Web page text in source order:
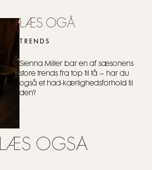
LÆS OGÅ
TRENDS
Sienna Miller bar en af sæsonens
store trends fra top til tå – har du
også et had-kærlighedsforhold til
den?
LÆS OGSÅ